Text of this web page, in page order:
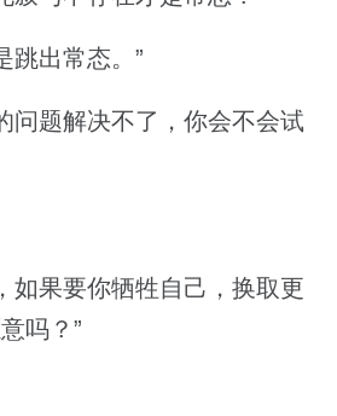
出常态。”
题解决不了，你会不会试
果要你牺牲自己，换取更
吗？”